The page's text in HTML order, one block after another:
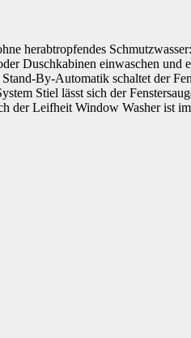
herabtropfendes
Duschkabinen einwaschen und
By-Automatik schaltet der
Stiel lässt sich der
der Leifheit Window Washer ist